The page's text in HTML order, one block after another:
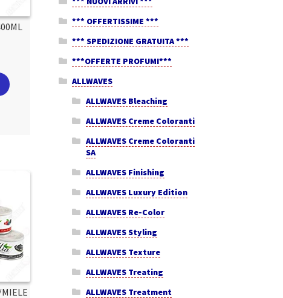
*** OFFERTISSIME ***
*** SPEDIZIONE GRATUITA ***
***OFFERTE PROFUMI***
ALLWAVES
ALLWAVES Bleaching
ALLWAVES Creme Coloranti
ALLWAVES Creme Coloranti
SA
ALLWAVES Finishing
ALLWAVES Luxury Edition
ALLWAVES Re-Color
ALLWAVES Styling
ALLWAVES Texture
ALLWAVES Treating
ALLWAVES Treatment